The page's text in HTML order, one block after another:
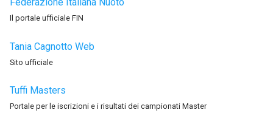
Il portale ufficiale FIN
Tania Cagnotto Web
Sito ufficiale
Tuffi Masters
Portale per le iscrizioni e i risultati dei campionati Master